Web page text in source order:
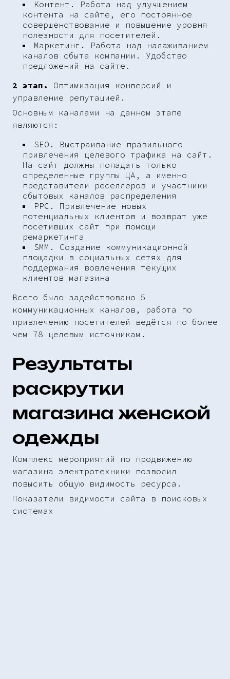
Контент. Работа над улучшением
контента на сайте, его постоянное
совершенствование и повышение уровня
полезности для посетителей.
Маркетинг. Работа над налаживанием
каналов сбыта компании. Удобство
предложений на сайте.
2 этап.
Оптимизация конверсий и
управление репутацией.
Основным каналами на данном этапе
являются:
SEO. Выстраивание правильного
привлечения целевого трафика на сайт.
На сайт должны попадать только
определенные группы ЦА, а именно
представители реселлеров и участники
сбытовых каналов распределения
PPC. Привлечение новых
потенциальных клиентов и возврат уже
посетивших сайт при помощи
ремаркетинга
SMM. Создание коммуникационной
площадки в социальных сетях для
поддержания вовлечения текущих
клиентов магазина
Всего было задействовано 5
коммуникационных каналов, работа по
привлечению посетителей ведётся по более
чем 78 целевым источникам.
Результаты
раскрутки
магазина женской
одежды
Комплекс мероприятий по продвижению
магазина электротехники позволил
повысить общую видимость ресурса.
Показатели видимости сайта в поисковых
системах